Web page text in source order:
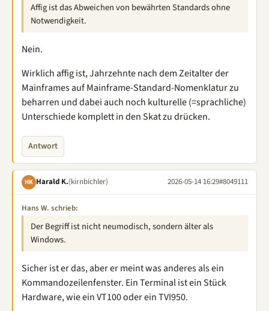
Affig ist das Abweichen von bewährten Standards ohne
Notwendigkeit.
Nein.
Wirklich affig ist, Jahrzehnte nach dem Zeitalter der
Mainframes auf Mainframe-Standard-Nomenklatur zu
beharren und dabei auch noch kulturelle (=sprachliche)
Unterschiede komplett in den Skat zu drücken.
Antwort
HK Harald K.(kirnbichler) 2026-05-14 16:29#8049111
Hans W. schrieb:
Der Begriff ist nicht neumodisch, sondern älter als
Windows.
Sicher ist er das, aber er meint was anderes als ein
Kommandozeilenfenster. Ein Terminal ist ein Stück
Hardware, wie ein VT100 oder ein TVI950.